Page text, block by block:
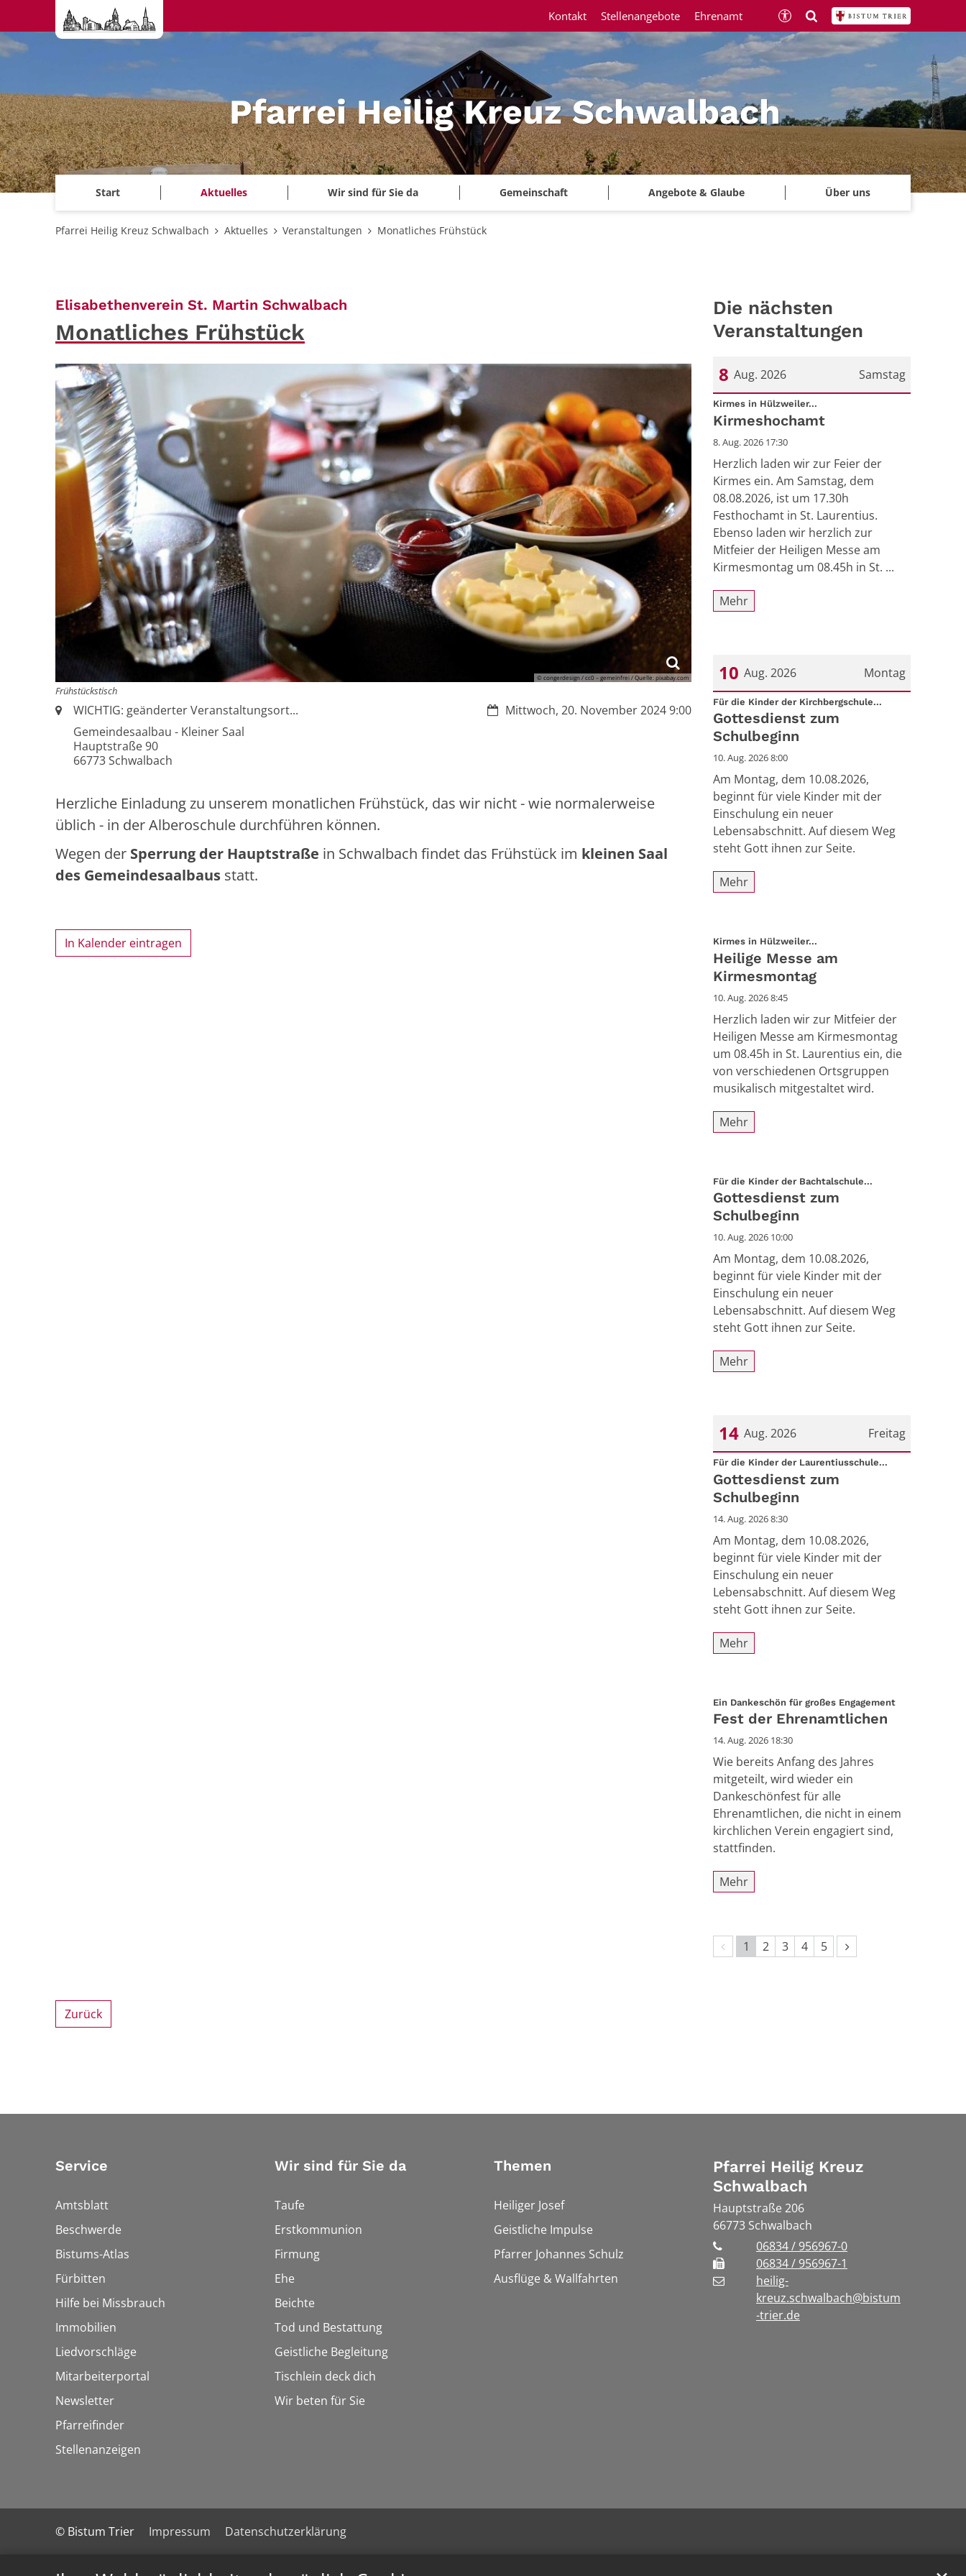
Zum Inhalt springen
Pfarrei Heilig Kreuz Schwalbach
Start Aktuelles Wir sind für Sie da Gemeinschaft Angebote & Glaube Über uns
Kontakt Stellenangebote Ehrenamt
Pfarrei Heilig Kreuz Schwalbach Aktuelles Veranstaltungen Monatliches Frühstück
Elisabethenverein St. Martin Schwalbach
Monatliches Frühstück
© congerdesign / cc0 – gemeinfrei / Quelle: pixabay.com
Frühstückstisch
Datum:Mittwoch, 20. November 2024 9:00
Ort:WICHTIG: geänderter Veranstaltungsort...
Gemeindesaalbau - Kleiner Saal
Hauptstraße 90
66773 Schwalbach
Herzliche Einladung zu unserem monatlichen Frühstück, das wir nicht - wie normalerweise
üblich - in derAlberoschule durchführen können.
Wegen der Sperrung der Hauptstraße in Schwalbach findet das Frühstück im kleinen Saal
des Gemeindesaalbaus statt.
In Kalender eintragen
Die nächsten
Veranstaltungen
Samstag
8 Aug. 2026
Datum: 8. August 2026
Kirmes in Hülzweiler...
Kirmeshochamt
8. Aug. 2026 17:30
Herzlich laden wir zur Feier der
Kirmes ein. Am Samstag, dem
08.08.2026, ist um 17.30h
Festhochamt in St. Laurentius.
Ebenso laden wir herzlich zur
Mitfeier der Heiligen Messe am
Kirmesmontag um 08.45h in St. ...
Mehr
Montag
10 Aug. 2026
Datum: 10. August 2026
Für die Kinder der Kirchbergschule...
Gottesdienst zum
Schulbeginn
10. Aug. 2026 8:00
Am Montag, dem 10.08.2026,
beginnt für viele Kinder mit der
Einschulung ein neuer
Lebensabschnitt. Auf diesem Weg
steht Gott ihnen zur Seite.
Mehr
Kirmes in Hülzweiler...
Heilige Messe am
Kirmesmontag
10. Aug. 2026 8:45
Herzlich laden wir zur Mitfeier der
Heiligen Messe am Kirmesmontag
um 08.45h in St. Laurentius ein, die
von verschiedenen Ortsgruppen
musikalisch mitgestaltet wird.
Mehr
Für die Kinder der Bachtalschule...
Gottesdienst zum
Schulbeginn
10. Aug. 2026 10:00
Am Montag, dem 10.08.2026,
beginnt für viele Kinder mit der
Einschulung ein neuer
Lebensabschnitt. Auf diesem Weg
steht Gott ihnen zur Seite.
Mehr
Freitag
14 Aug. 2026
Datum: 14. August 2026
Für die Kinder der Laurentiusschule...
Gottesdienst zum
Schulbeginn
14. Aug. 2026 8:30
Am Montag, dem 10.08.2026,
beginnt für viele Kinder mit der
Einschulung ein neuer
Lebensabschnitt. Auf diesem Weg
steht Gott ihnen zur Seite.
Mehr
Ein Dankeschön für großes Engagement:
Fest der Ehrenamtlichen
14. Aug. 2026 18:30
Wie bereits Anfang des Jahres
mitgeteilt, wird wieder ein
Dankeschönfest für alle
Ehrenamtlichen, die nicht in einem
kirchlichen Verein engagiert sind,
stattfinden.
Mehr
Vorherige Seite
1 2 3 4 5 Nächste Seite
Zurück
Service
Amtsblatt
Beschwerde
Bistums-Atlas
Fürbitten
Hilfe bei Missbrauch
Immobilien
Liedvorschläge
Mitarbeiterportal
Newsletter
Pfarreifinder
Stellenanzeigen
Wir sind für Sie da
Taufe
Erstkommunion
Firmung
Ehe
Beichte
Tod und Bestattung
Geistliche Begleitung
Tischlein deck dich
Wir beten für Sie
Themen
Heiliger Josef
Geistliche Impulse
Pfarrer Johannes Schulz
Ausflüge & Wallfahrten
Pfarrei Heilig Kreuz
Schwalbach
Hauptstraße 206
66773 Schwalbach
06834 / 956967-0
06834 / 956967-1
heilig-
kreuz.schwalbach@bistum
-trier.de
© Bistum Trier Impressum Datenschutzerklärung